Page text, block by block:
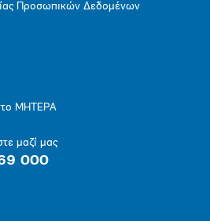
Προσωπικών Δεδομένων
ΜΗΤΕΡΑ
μαζί μας
000